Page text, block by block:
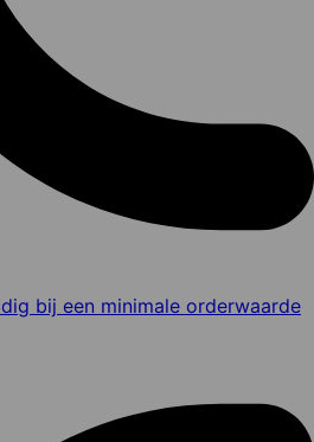
bij een minimale orderwaarde